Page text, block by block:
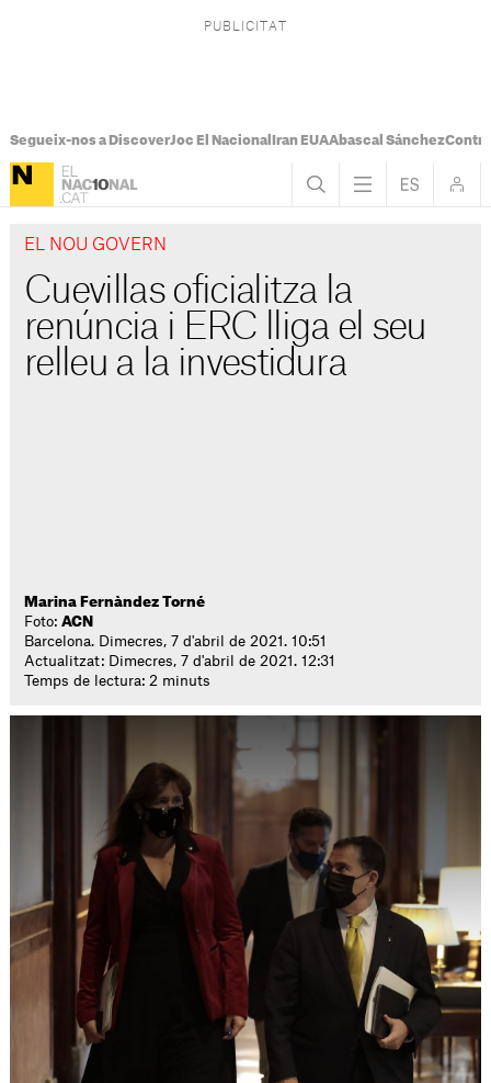
Segueix-nos a DiscoverJoc El Nacional Iran EUAAbascal Sánchez
EL NOU GOVERN
Cuevillas oficialitza la
renúncia i ERC lliga el seu
relleu a la investidura
Marina Fernàndez Torné
Foto:ACN
Barcelona. Dimecres, 7 d'abril de 2021. 10:51
Actualitzat: Dimecres, 7 d'abril de 2021. 12:31
Temps de lectura: 2 minuts